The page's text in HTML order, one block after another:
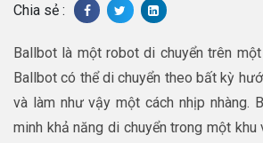
Chia sẻ :
Ballbot là một robot di chuyển trên
Ballbot có thể di chuyển theo bất kỳ
và làm như vậy một cách nhịp nhàng.
minh khả năng di chuyển trong một